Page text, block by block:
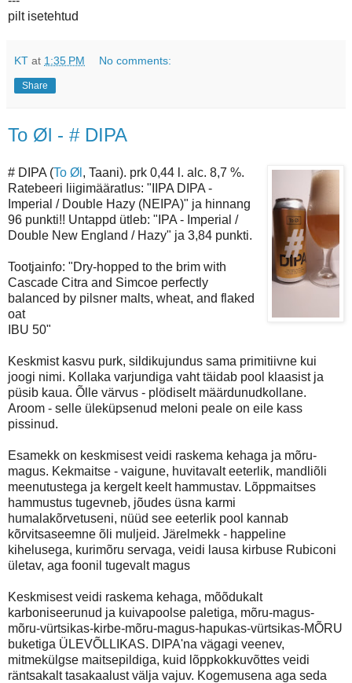
pilt isetehtud
KT at 1:35 PM No comments:
Share
To Øl - # DIPA
# DIPA (To Øl , Taani). prk 0,44 l. alc. 8,7 %.
Ratebeeri liigimääratlus: "IIPA DIPA -
Imperial / Double Hazy (NEIPA)" ja hinnang
96 punkti!! Untappd ütleb: "IPA - Imperial /
Double New England / Hazy" ja 3,84 punkti.
Tootjainfo: "Dry-hopped to the brim with
Cascade Citra and Simcoe perfectly
balanced by pilsner malts, wheat, and flaked
oat
IBU 50"
Keskmist kasvu purk, sildikujundus sama primitiivne kui
joogi nimi. Kollaka varjundiga vaht täidab pool klaasist ja
püsib kaua. Õlle värvus - plödiselt määrdunudkollane.
Aroom - selle üleküpsenud meloni peale on eile kass
pissinud.
Esamekk on keskmisest veidi raskema kehaga ja mõru-
magus. Kekmaitse - vaigune, huvitavalt eeterlik, mandliõli
meenutustega ja kergelt keelt hammustav. Lõppmaitses
hammustus tugevneb, jõudes üsna karmi
humalakõrvetuseni, nüüd see eeterlik pool kannab
kõrvitsaseemne õli muljeid. Järelmekk - happeline
kihelusega, kurimõru servaga, veidi lausa kirbuse Rubiconi
ületav, aga foonil tugevalt magus
Keskmisest veidi raskema kehaga, mõõdukalt
karboniseerunud ja kuivapoolse paletiga, mõru-magus-
mõru-vürtsikas-kirbe-mõru-magus-hapukas-vürtsikas-MÕRU
buketiga ÜLEVÕLLIKAS. DIPA'na vägagi veenev,
mitmekülgse maitsepildiga, kuid lõppkokkuvõttes veidi
räntsakalt tasakaalust välja vajuv. Kogemusena aga seda